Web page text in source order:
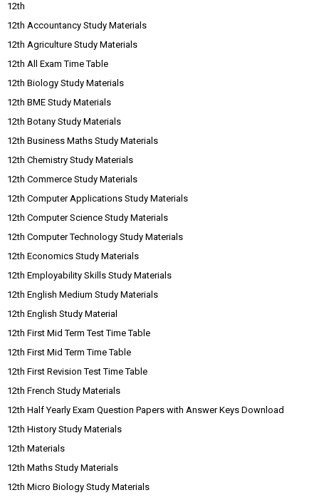
12th
12th Accountancy Study Materials
12th Agriculture Study Materials
12th All Exam Time Table
12th Biology Study Materials
12th BME Study Materials
12th Botany Study Materials
12th Business Maths Study Materials
12th Chemistry Study Materials
12th Commerce Study Materials
12th Computer Applications Study Materials
12th Computer Science Study Materials
12th Computer Technology Study Materials
12th Economics Study Materials
12th Employability Skills Study Materials
12th English Medium Study Materials
12th English Study Material
12th First Mid Term Test Time Table
12th First Mid Term Time Table
12th First Revision Test Time Table
12th French Study Materials
12th Half Yearly Exam Question Papers with Answer Keys Download
12th History Study Materials
12th Materials
12th Maths Study Materials
12th Micro Biology Study Materials